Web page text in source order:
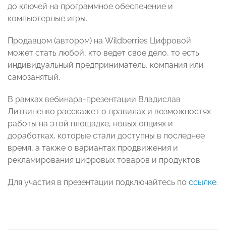
до ключей на программное обеспечение и
компьютерные игры.
Продавцом (автором) на Wildberries Цифровой
может стать любой, кто ведет свое дело, то есть
индивидуальный предприниматель, компания или
самозанятый.
В рамках вебинара-презентации Владислав
Литвиненко расскажет о правилах и возможностях
работы на этой площадке, новых опциях и
доработках, которые стали доступны в последнее
время, а также о вариантах продвижения и
рекламирования цифровых товаров и продуктов.
Для участия в презентации подключайтесь по ссылке.